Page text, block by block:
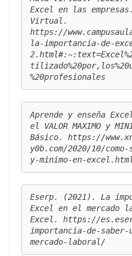
Excel en las
Virtual .
https://
la-importancia-de-
%20profesionales
Aprende y enseña
el VALOR MAXIMO y
Básico. https://
y0b.com/2020/10/
y-minimo-en-excel.html
Eserp. (2021). La
Excel en el mercado
Excel . https://
importancia-de-
mercado-laboral/